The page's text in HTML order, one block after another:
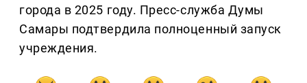
города в 2025 году. Пресс-служба Думы
Самары подтвердила полноценный запуск
учреждения.